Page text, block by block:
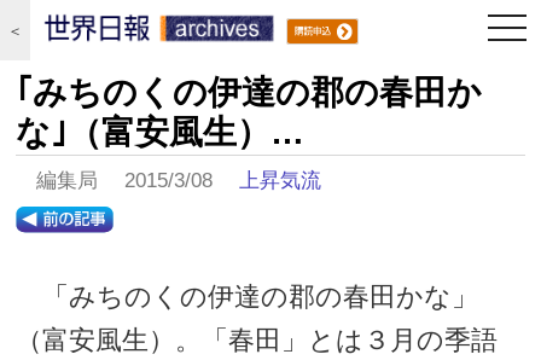
＜
｢みちのくの伊達の郡の春田か
な｣（富安風生）…
編集局 2015/3/08上昇気流
「みちのくの伊達の郡の春田かな」
（富安風生）。「春田」とは３月の季語